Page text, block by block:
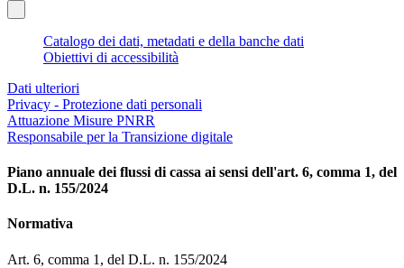
Catalogo dei dati, metadati e della banche dati
Obiettivi di accessibilità
Dati ulteriori
Privacy - Protezione dati personali
Attuazione Misure PNRR
Responsabile per la Transizione digitale
Piano annuale dei flussi di cassa ai sensi dell'art. 6, comma 1, del
D.L. n. 155/2024
Normativa
Art. 6, comma 1, del D.L. n. 155/2024